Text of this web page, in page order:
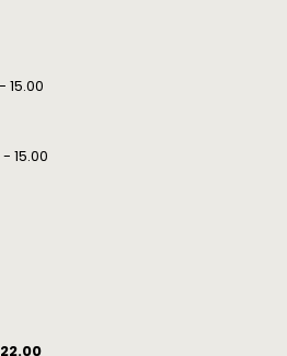
15.00
15.00